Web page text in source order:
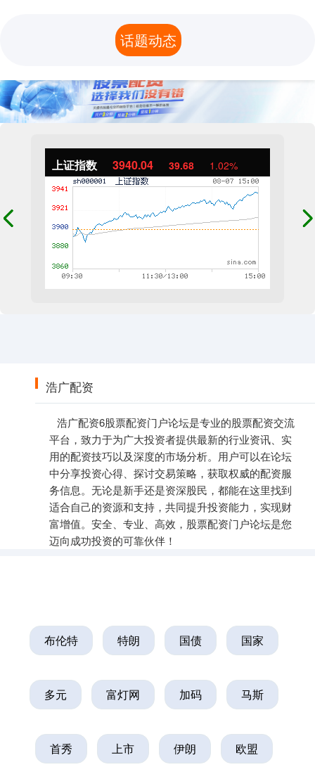
上证指数 3940.04 39.68 1.02%
浩广配资
浩广配资6股票配资门户论坛是专业的股票配资交流
平台，致力于为广大投资者提供最新的行业资讯、实
用的配资技巧以及深度的市场分析。用户可以在论坛
中分享投资心得、探讨交易策略，获取权威的配资服
务信息。无论是新手还是资深股民，都能在这里找到
适合自己的资源和支持，共同提升投资能力，实现财
富增值。安全、专业、高效，股票配资门户论坛是您
迈向成功投资的可靠伙伴！
话题动态
布伦特 特朗 国债 国家
多元 富灯网 加码 马斯
首秀 上市 伊朗 欧盟